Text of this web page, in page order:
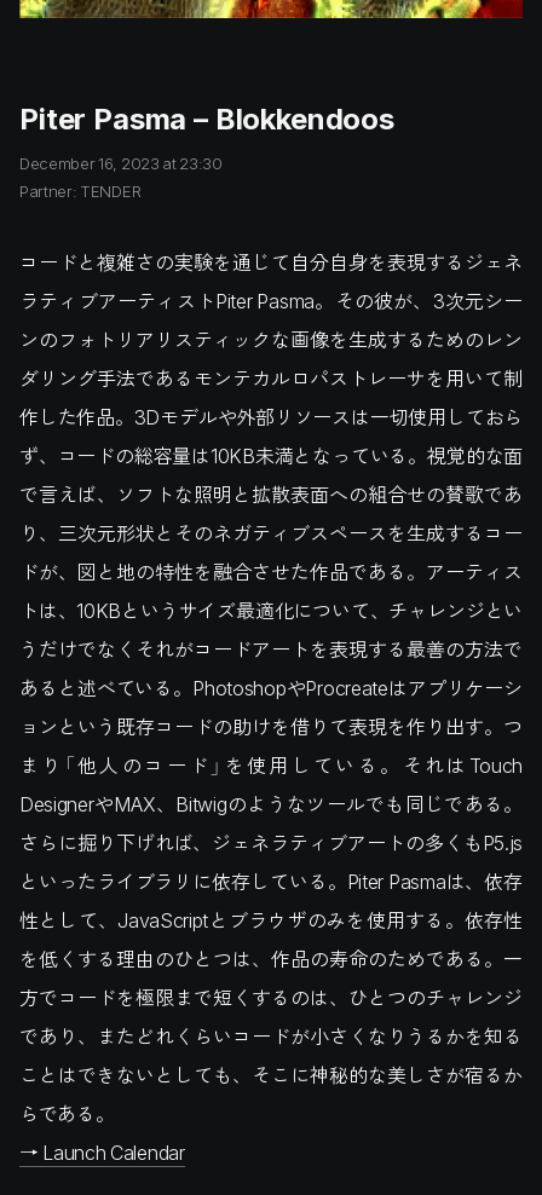
Piter Pasma – Blokkendoos
December 16, 2023 at 23:30
Partner: TENDER
コードと複雑さの実験を通じて自分自身を表現するジェネ
ラティブアーティストPiter Pasma。その彼が、3次元シー
ンのフォトリアリスティックな画像を生成するためのレン
ダリング手法であるモンテカルロパストレーサを用いて制
作した作品。3Dモデルや外部リソースは一切使用しておら
ず、コードの総容量は10KB未満となっている。視覚的な面
で言えば、ソフトな照明と拡散表面への組合せの賛歌であ
り、三次元形状とそのネガティブスペースを生成するコー
ドが、図と地の特性を融合させた作品である。アーティス
トは、10KBというサイズ最適化について、チャレンジとい
うだけでなくそれがコードアートを表現する最善の方法で
あると述べている。PhotoshopやProcreateはアプリケーシ
ョンという既存コードの助けを借りて表現を作り出す。つ
まり「他人のコード」を使用している。それはTouch
DesignerやMAX、Bitwigのようなツールでも同じである。
さらに掘り下げれば、ジェネラティブアートの多くもP5.js
といったライブラリに依存している。Piter Pasmaは、依存
性として、JavaScriptとブラウザのみを使用する。依存性
を低くする理由のひとつは、作品の寿命のためである。一
方でコードを極限まで短くするのは、ひとつのチャレンジ
であり、またどれくらいコードが小さくなりうるかを知る
ことはできないとしても、そこに神秘的な美しさが宿るか
らである。
→ Launch Calendar